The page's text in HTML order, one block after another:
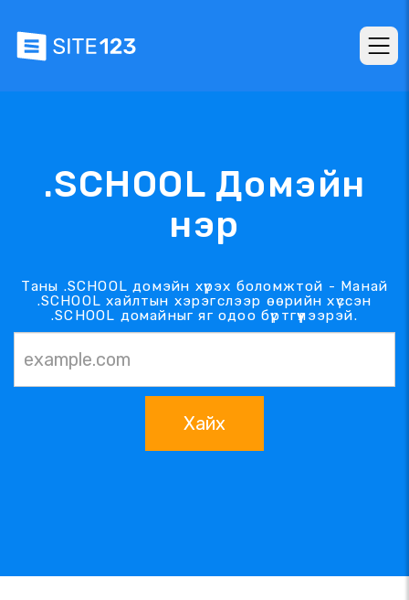
.SCHOOL Домэйн
нэр
Таны .SCHOOL домэйн хүрэх боломжтой - Манай
.SCHOOL хайлтын хэрэгслээр өөрийн хүссэн
.SCHOOL домайныг яг одоо бүртгүүлээрэй.
Хайх